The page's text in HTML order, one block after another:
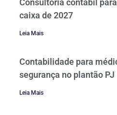
caixa de 2027
Leia Mais
Contabilidade para
segurança no plantão PJ
Leia Mais